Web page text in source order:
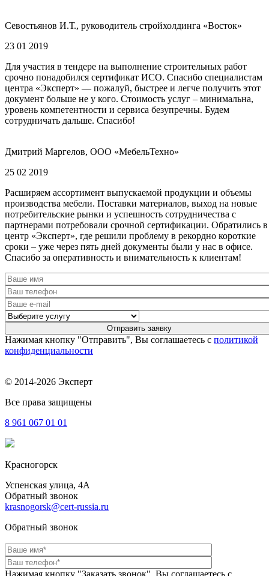
Севостьянов И.Т., руководитель стройхолдинга «Восток»
23 01 2019
Для участия в тендере на выполнение строительных работ
срочно понадобился сертификат ИСО. Спасибо специалистам
центра «Эксперт» — пожалуй, быстрее и легче получить этот
документ больше не у кого. Стоимость услуг – минимальна,
уровень компетентности и сервиса безупречны. Будем
сотрудничать дальше. Спасибо!
Дмитрий Маргелов, ООО «МебельТехно»
25 02 2019
Расширяем ассортимент выпускаемой продукции и объемы
производства мебели. Поставки материалов, выход на новые
потребительские рынки и успешность сотрудничества с
партнерами потребовали срочной сертификации. Обратились в
центр «Эксперт», где решили проблему в рекордно короткие
сроки – уже через пять дней документы были у нас в офисе.
Спасибо за оперативность и внимательность к клиентам!
Нажимая кнопку "Отправить", Вы соглашаетесь с политикой
конфиденциальности
© 2014-2026 Эксперт
Все права защищены
8 961 067 01 01
Красногорск
Успенская улица, 4А
Обратный звонок
krasnogorsk@cert-russia.ru
Обратный звонок
Нажимая кнопку "Заказать звонок", Вы соглашаетесь с